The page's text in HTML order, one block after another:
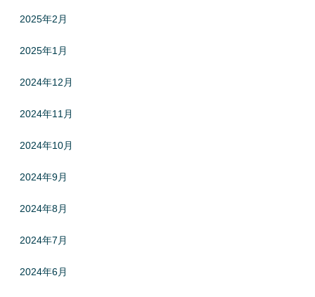
2025年2月
2025年1月
2024年12月
2024年11月
2024年10月
2024年9月
2024年8月
2024年7月
2024年6月